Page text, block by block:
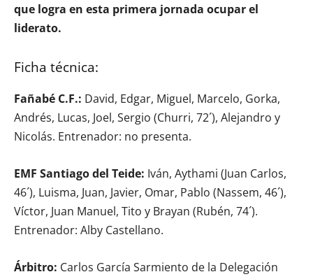
que logra en esta primera jornada ocupar el
liderato.
Ficha técnica:
Fañabé C.F.: David, Edgar, Miguel, Marcelo, Gorka,
Andrés, Lucas, Joel, Sergio (Churri, 72´), Alejandro y
Nicolás. Entrenador: no presenta.
EMF Santiago del Teide: Iván, Aythami (Juan Carlos,
46´), Luisma, Juan, Javier, Omar, Pablo (Nassem, 46´),
Víctor, Juan Manuel, Tito y Brayan (Rubén, 74´).
Entrenador: Alby Castellano.
Árbitro: Carlos García Sarmiento de la Delegación